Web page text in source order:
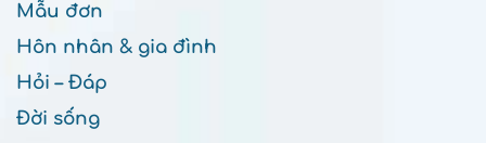
Mẫu đơn
Hôn nhân & gia đình
Hỏi – Đáp
Đời sống